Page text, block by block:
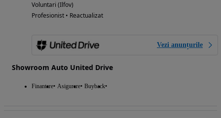
Voluntari (Ilfov)
Profesionist • Reactualizat
Vezi anunțurile
Showroom Auto United Drive
Finantare Asigurare Buyback